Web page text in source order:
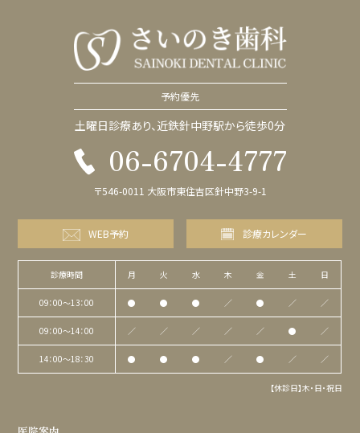
予約優先
土曜日診療あり、近鉄針中野駅から徒歩0分
06-6704-4777
〒546-0011 大阪市東住吉区針中野3-9-1
WEB予約 診療カレンダー
診療時間 月 火 水 木 金 土 日
09：00〜13：00 ● ● ● ／ ● ／ ／
09：00〜14：00 ／ ／ ／ ／ ／ ● ／
14：00〜18：30 ● ● ● ／ ● ／ ／
【休診日】木・日・祝日